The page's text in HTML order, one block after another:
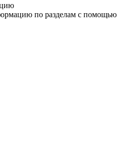
по разделам с помощью